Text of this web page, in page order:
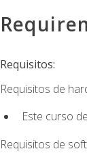
Requisitos:
Requisitos de
Este curso
Requisitos de